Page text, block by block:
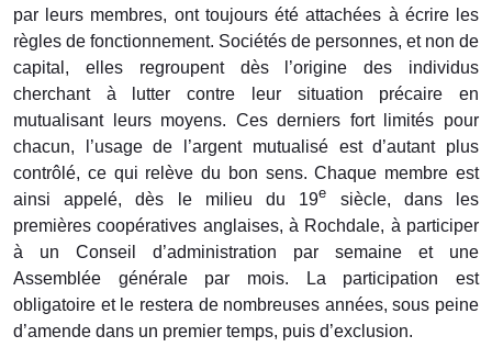
par leurs membres, ont toujours été attachées à écrire les
règles de fonctionnement. Sociétés de personnes, et non de
capital, elles regroupent dès l’origine des individus
cherchant à lutter contre leur situation précaire en
mutualisant leurs moyens. Ces derniers fort limités pour
chacun, l’usage de l’argent mutualisé est d’autant plus
contrôlé, ce qui relève du bon sens. Chaque membre est
ainsi appelé, dès le milieu du 19e siècle, dans les
premières coopératives anglaises, à Rochdale, à participer
à un Conseil d’administration par semaine et une
Assemblée générale par mois. La participation est
obligatoire et le restera de nombreuses années, sous peine
d’amende dans un premier temps, puis d’exclusion.